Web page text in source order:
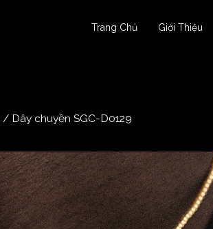
Trang Chủ Giới Thiệu
/ Dây chuyền SGC-D0129